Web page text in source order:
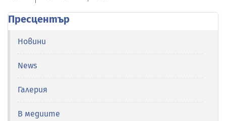
Пресцентър
Новини
News
Галерия
В медиите